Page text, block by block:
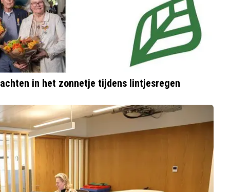
in het zonnetje tijdens lintjesregen